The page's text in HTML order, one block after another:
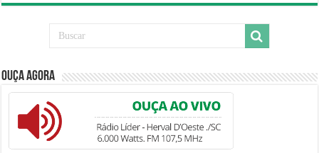
Ouça Agora